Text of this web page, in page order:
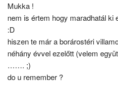
Mukka !
nem is értem hogy maradhatál ki
:D
hiszen te már a borárostéri
néhány évvel ezelőtt (velem
……. ;)
do u remember ?